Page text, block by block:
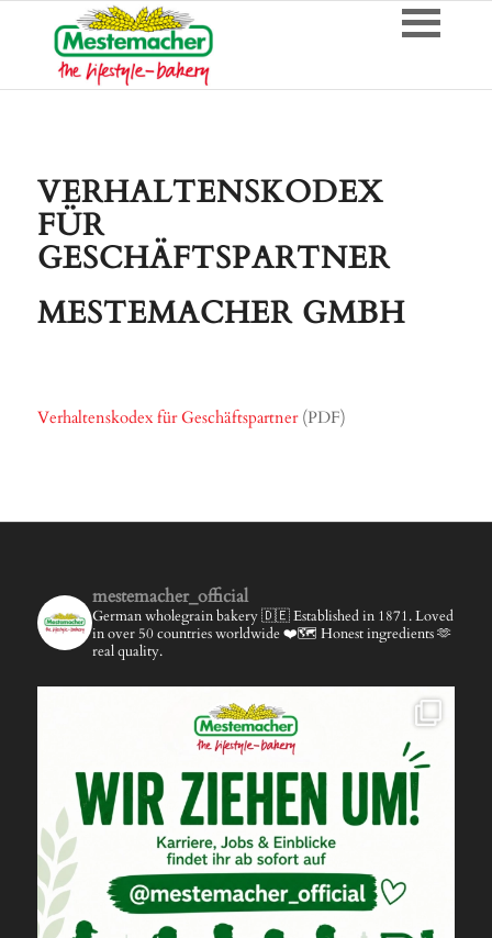
VERHALTENSKODEX
FÜR
GESCHÄFTSPARTNER
MESTEMACHER GMBH
Verhaltenskodex für Geschäftspartner(PDF)
mestemacher_official
German wholegrain bakery 🇩🇪Established in 1871.Loved
in over 50 countries worldwide ❤️🗺️ Honest ingredients 🫶
real quality.